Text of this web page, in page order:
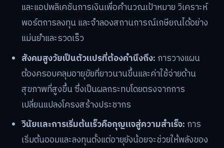
และแอปพลิเคชันการเงินเพื่อคำนวณเป้าหมาย วิเคราะห์
พอร์ตการลงทุน และจำลองสถานการณ์เกษียณได้อย่าง
แม่นยำและรวดเร็ว
สังคมสูงวัยเป็นตัวแปรที่ต้องคำนึงถึง: การวางแผน
ต้องครอบคลุมอายุขัยที่ยาวนานขึ้นและค่าใช้จ่ายด้าน
สุขภาพที่สูงขึ้น ซึ่งเป็นผลกระทบโดยตรงจากการ
เปลี่ยนแปลงโครงสร้างประชากร
วินัยและการเริ่มต้นเร็วคือกุญแจสู่ความสำเร็จ: การ
เริ่มต้นออมและลงทุนตั้งแต่อายุยังน้อยจะช่วยให้พลังของ